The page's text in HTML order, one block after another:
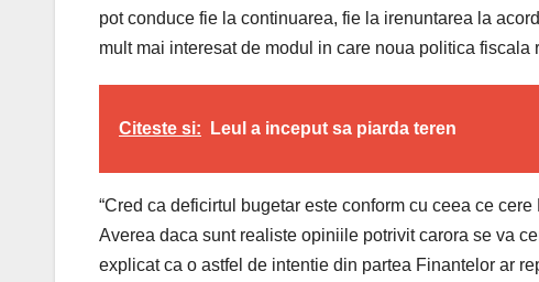
pot conduce fie la continuarea, fie la irenuntarea la
mult mai interesat de modul in care noua politica
Citeste si: Leul a inceput sa piarda teren
“Cred ca deficirtul bugetar este conform cu ceea ce
Averea daca sunt realiste opiniile potrivit carora se va
explicat ca o astfel de intentie din partea Finantelor ar